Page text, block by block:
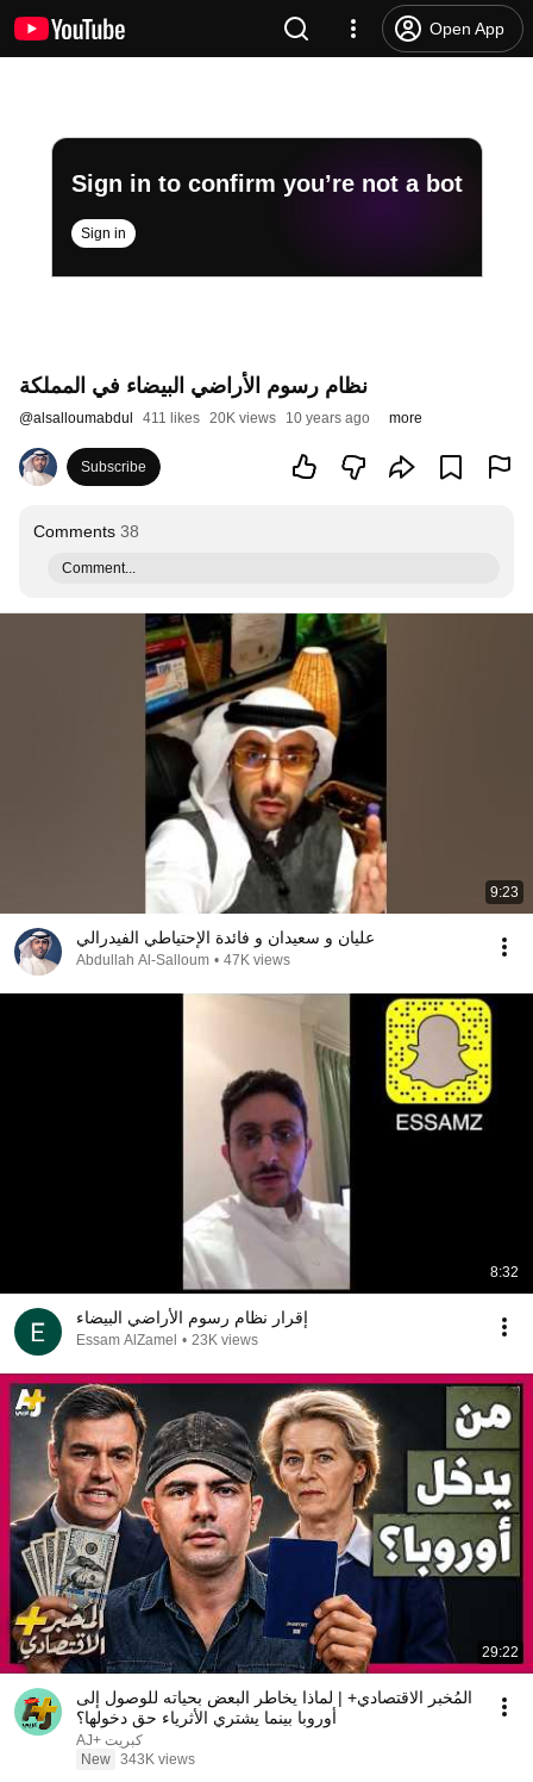
Open App
Sign in to confirm you’re not a bot
Sign in
نظام رسوم الأراضي البيضاء في المملكة
@alsalloumabdul 411 likes 20K views 10 years ago more
Subscribe
Comments 38
Comment...
9:23
عليان و سعيدان و فائدة الإحتياطي الفيدرالي
Abdullah Al-Salloum • 47K views
8:32
إقرار نظام رسوم الأراضي البيضاء
Essam AlZamel • 23K views
29:22
المُخبر الاقتصادي+ | لماذا يخاطر البعض بحياته للوصول إلى
أوروبا بينما يشتري الأثرياء حق دخولها؟
AJ+ كبريت
New 343K views